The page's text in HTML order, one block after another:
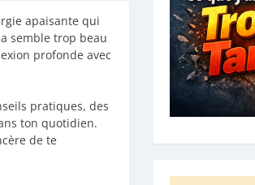
apaisante qui
semble trop beau
profonde avec
pratiques, des
ton quotidien.
de te